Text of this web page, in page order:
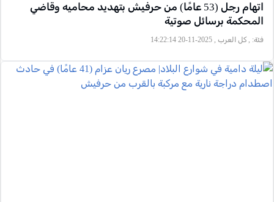
اتهام رجل (53 عامًا) من حرفيش بتهديد محاميه وقاضي
المحكمة برسائل صوتية
فئة: , كل العرب , 2025-11-20 14:22:14